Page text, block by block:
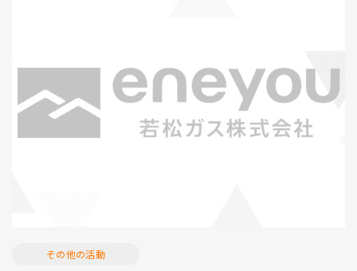
その他の活動